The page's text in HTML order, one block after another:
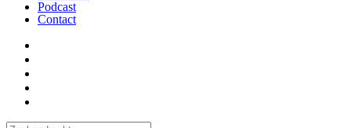
Podcast
Contact